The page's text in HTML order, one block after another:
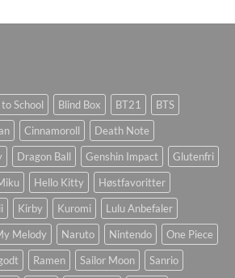
School Blind Box BT21
BTS
Cinnamoroll
Death Note
Dragon Ball Genshin Impact
Glutenfri
Hello Kitty
Høstfavoritter
Kirby Kuromi
Lulu Anbefaler
Melody Naruto Nintendo
One Piece
Ramen Sailor Moon
Sanrio